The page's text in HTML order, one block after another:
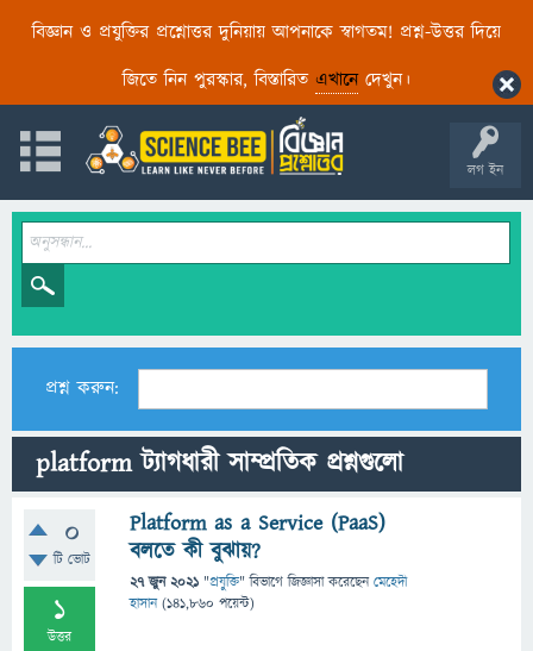
বিজ্ঞান ও প্রযুক্তির প্রশ্নোত্তর দুনিয়ায় আপনাকে স্বাগতম! প্রশ্ন-উত্তর দিয়ে
জিতে নিন পুরস্কার, বিস্তারিত এখানেদেখুন।
লগ ইন
প্রশ্ন করুন:
platform ট্যাগধারী সাম্প্রতিক প্রশ্নগুলো
0
টি ভোট
1
উত্তর
Platform as a Service (PaaS)
বলতে কী বুঝায়?
27 জুন 2021 "প্রযুক্তি" বিভাগে জিজ্ঞাসাকরেছেনমেহেদী
হাসান (141,860 পয়েন্ট)